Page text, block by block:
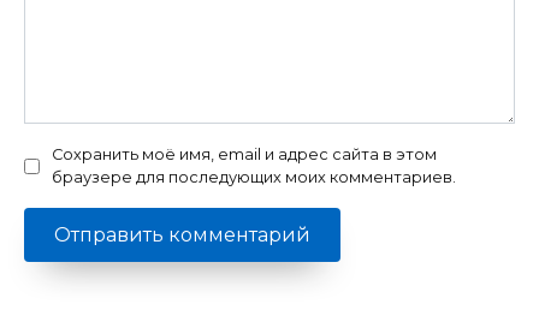
Сохранить моё имя, email и адрес сайта в этом
браузере для последующих моих комментариев.